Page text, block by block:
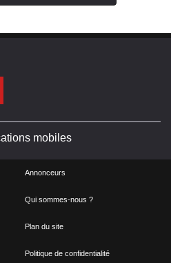
mobiles
Annonceurs
Qui sommes-nous ?
Plan du site
Politique de confidentialité